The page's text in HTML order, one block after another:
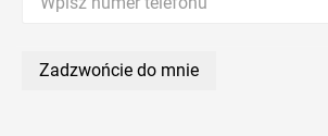
Zadzwońcie do mnie